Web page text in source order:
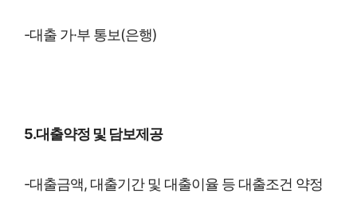
-대출 가·부 통보(은행)
5.대출약정 및 담보제공
-대출금액, 대출기간 및 대출이율 등 대출조건 약정